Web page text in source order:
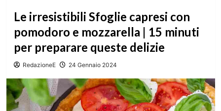
Le irresistibili Sfoglie capresi con
pomodoro e mozzarella | 15 minuti
per preparare queste delizie
RedazioneE 24 Gennaio 2024